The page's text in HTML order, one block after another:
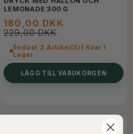
LEMONADE 300 G
180,00 DKK
229,00 DKK
Endast 2 Artikel(er) Kvar I
Lager
LÄGG TILL VARUKORGEN